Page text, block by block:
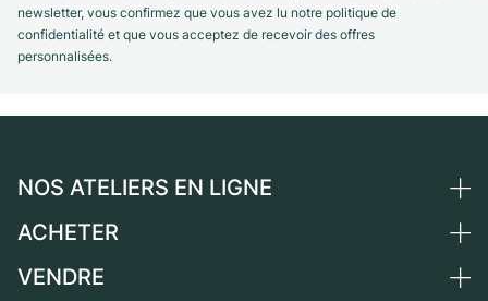
newsletter, vous confirmez que vous avez lu notre politique de
confidentialité et que vous acceptez de recevoir des offres
personnalisées.
NOS ATELIERS EN LIGNE
Allemagne
ACHETER
Toutes les montres de luxe
VENDRE